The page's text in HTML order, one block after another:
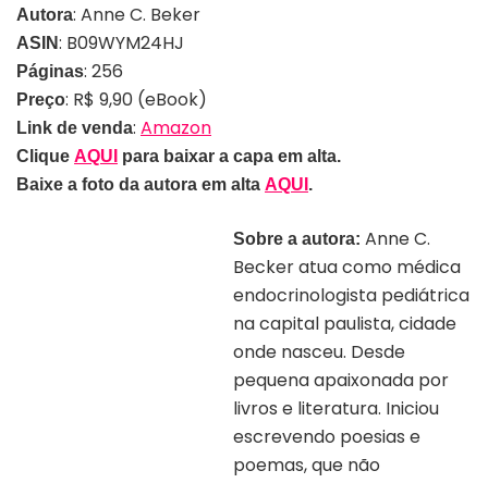
Autora: Anne C. Beker
ASIN: B09WYM24HJ
Páginas: 256
Preço: R$ 9,90 (eBook)
Link de venda: Amazon
Clique AQUI para baixar a capa em alta.
Baixe a foto da autora em alta AQUI .
Sobre a autora: Anne C.
Becker atua como médica
endocrinologista pediátrica
na capital paulista, cidade
onde nasceu. Desde
pequena apaixonada por
livros e literatura. Iniciou
escrevendo poesias e
poemas, que não